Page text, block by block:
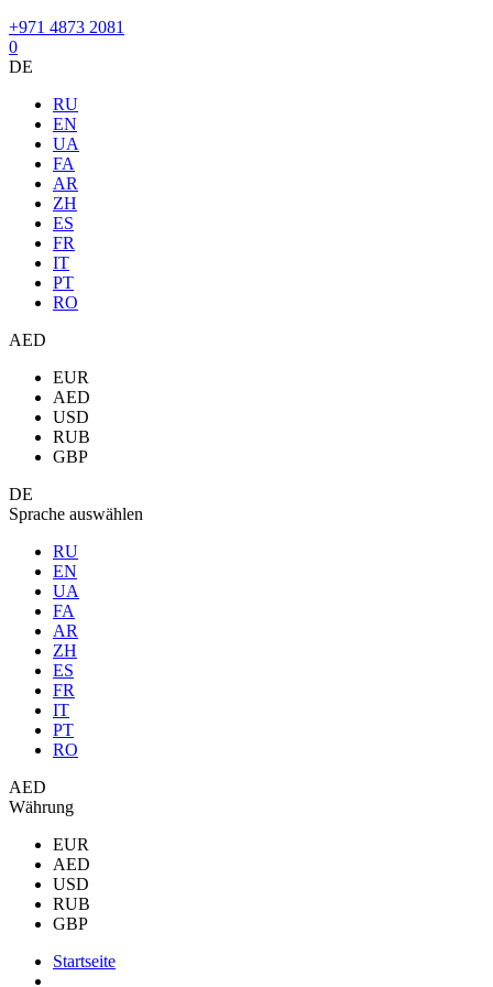
+971 4873 2081
0
DE
RU
EN
UA
FA
AR
ZH
ES
FR
IT
PT
RO
AED
EUR
AED
USD
RUB
GBP
DE
Sprache auswählen
RU
EN
UA
FA
AR
ZH
ES
FR
IT
PT
RO
AED
Währung
EUR
AED
USD
RUB
GBP
Startseite